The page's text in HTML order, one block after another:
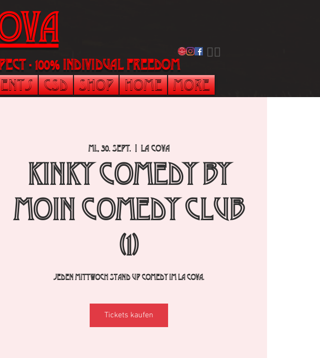
- 100% individual freedom
​🏳️‍🌈
CSD Shop Home More
Mi., 30. Sept.
  |
La Cova
Kinky Comedy by
Moin Comedy Club
(1)
Jeden Mittwoch Stand Up Comedy im La Cova.
Tickets kaufen